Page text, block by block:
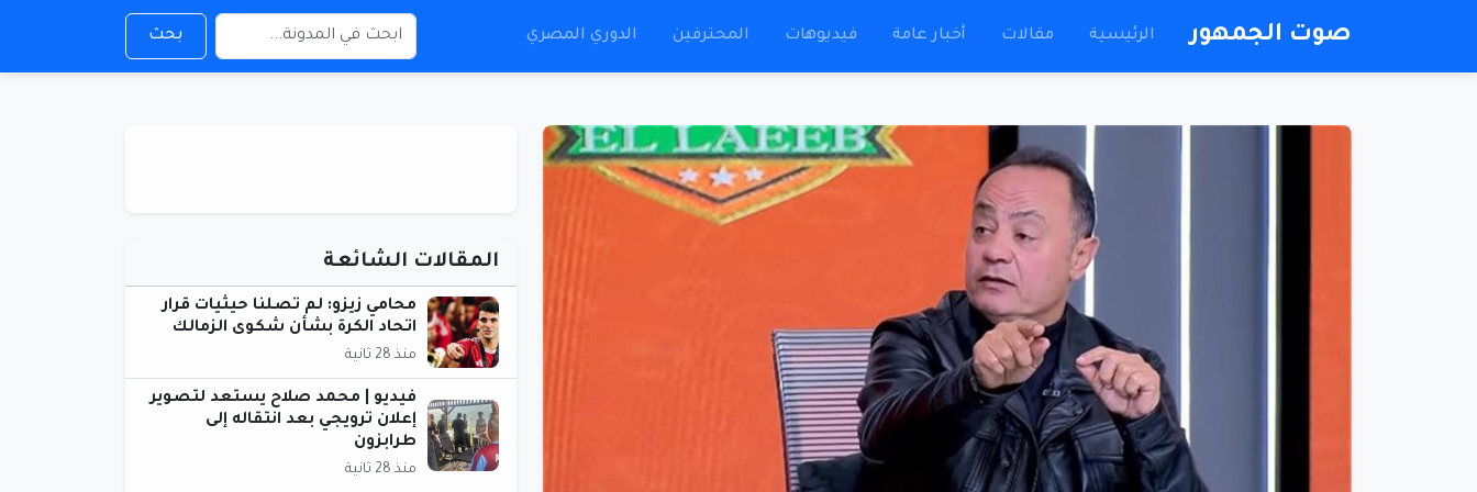
صوت الجمهور الرئيسية مقالات أخبار عامة فيديوهات المحترفين الدوري المصري بحث
المقالات الشائعة
محامي زيزو: لم تصلنا حيثيات قرار
اتحاد الكرة بشأن شكوى الزمالك
منذ 28 ثانية
فيديو | محمد صلاح يستعد لتصوير
إعلان ترويجي بعد انتقاله إلى
طرابزون
منذ 28 ثانية